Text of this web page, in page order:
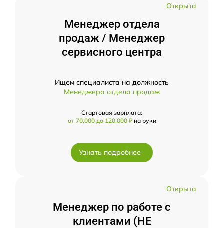
Открыта
Менеджер отдела
продаж / Менеджер
сервисного центра
Ищем специалиста на должность
Менеджера отдела продаж
Стартовая зарплата:
от 70,000 до 120,000 ₽ на руки
Узнать подробнее
Открыта
Менеджер по работе с
клиентами (НЕ